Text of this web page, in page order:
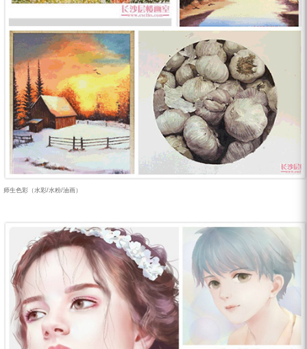
师生色彩（水彩/水粉/油画）